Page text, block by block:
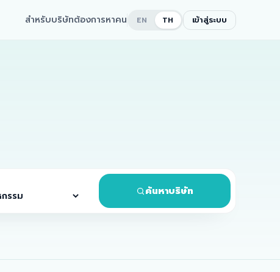
สำหรับบริษัทต้องการหาคน EN TH เข้าสู่ระบบ
ค้นหาบริษัท